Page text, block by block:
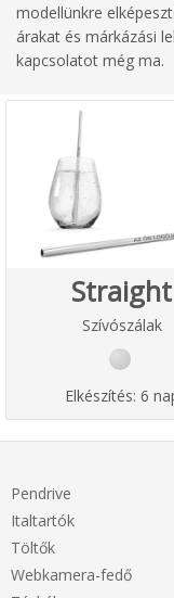
modellünkre
árakat és márkázási
kapcsolatot még ma.
Straight
Szívószálak
Elkészítés: 6
Pendrive
Italtartók
Töltők
Webkamera-fedő